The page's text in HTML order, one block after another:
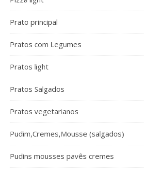
Prato principal
Pratos com Legumes
Pratos light
Pratos Salgados
Pratos vegetarianos
Pudim,Cremes,Mousse (salgados)
Pudins mousses pavês cremes